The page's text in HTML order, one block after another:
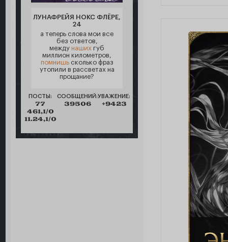
ЛУНАФРЕЙЯ НОКС ФЛЁРЕ,
24
а теперь слова мои все
без ответов,
между наших губ
миллион километров,
помнишьсколько фраз
утопили в рассветах на
прощание?
ПОСТЫ:
77
461,1/0
11.24,1/0
СООБЩЕНИЙ:
39506
УВАЖЕНИЕ:
+9423